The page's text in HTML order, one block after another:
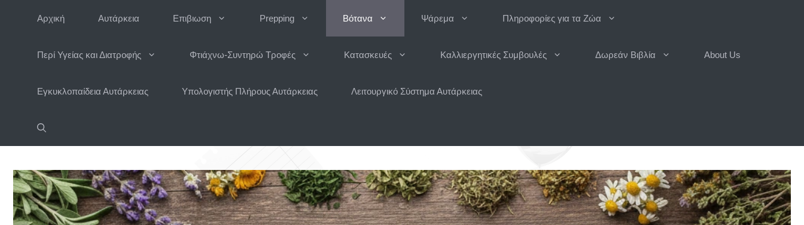
Αρχική Αυτάρκεια Επιβιωση Prepping Βότανα Ψάρεμα Πληροφορίες για τα Ζώα
Περί Υγείας και Διατροφής Φτιάχνω-Συντηρώ Τροφές Κατασκευές Καλλιεργητικές Συμβουλές Δωρεάν Βιβλία About Us
Εγκυκλοπαίδεια Αυτάρκειας Υπολογιστής Πλήρους Αυτάρκειας Λειτουργικό Σύστημα Αυτάρκειας